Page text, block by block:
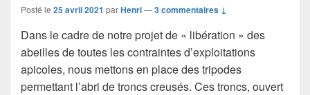
Posté le 25 avril 2021 parHenri—3 commentaires ↓
Dans le cadre de notre projet de « libération » des
abeilles de toutes les contraintes d’exploitations
apicoles, nous mettons en place des tripodes
permettant l’abri de troncs creusés. Ces troncs, ouvert